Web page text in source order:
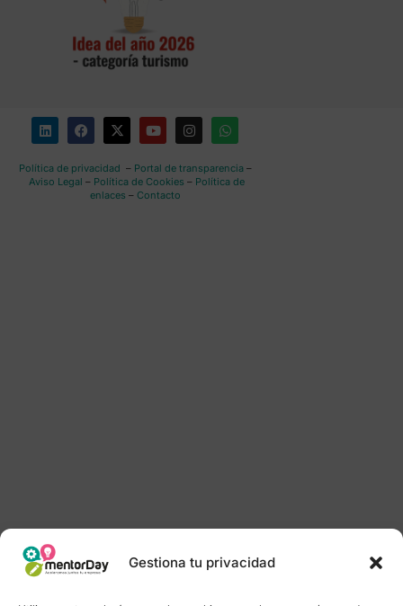
Gestiona tu privacidad
Política de privacidad – Portal de transparencia–
Aviso Legal – Política de Cookies – Política de
enlaces – Contacto